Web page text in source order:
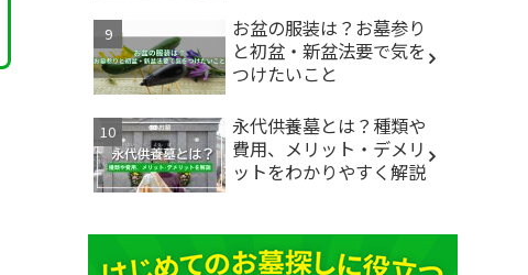
お盆の服装は？お墓参り
と初盆・新盆法要で気を
つけたいこと
永代供養墓とは？種類や
費用、メリット・デメリ
ットをわかりやすく解説